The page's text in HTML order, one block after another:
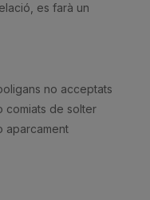
es farà un
no acceptats
comiats de solter
aparcament